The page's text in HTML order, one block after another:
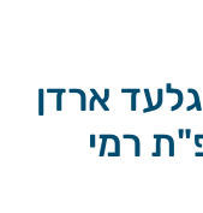
ארדן
רמי